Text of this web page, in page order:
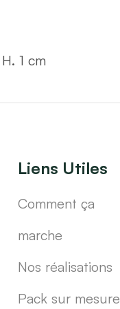
1 cm
Liens Utiles
Comment ça
marche
Nos réalisations
Pack sur mesure